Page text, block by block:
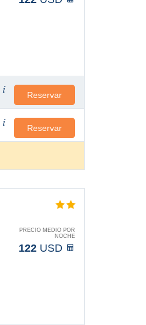
Reservar
Reservar
PRECIO MEDIO POR
NOCHE
122 USD